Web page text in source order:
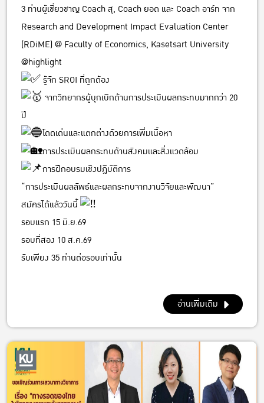
3 ท่านผู้เชี่ยวชาญ Coach สุ, Coach ยอด และ Coach อาร์ท จาก
Research and Development Impact Evaluation Center
(RDiME) @ Faculty of Economics, Kasetsart University
@highlight
รู้จัก SROI ที่ถูกต้อง
จากวิทยากรผู้บุกเบิกด้านการประเมินผลกระทบมากกว่า 20
ปี
โดดเด่นและแตกต่างด้วยการเพิ่มเนื้อหา
การประเมินผลกระทบด้านสังคมและสิ่งแวดล้อม
การฝึกอบรมเชิงปฎิบัติการ
“การประเมินผลลัพธ์และผลกระทบจากงานวิจัยและพัฒนา”
สมัครได้แล้ววันนี้
รอบแรก 15 มิ.ย.69
รอบที่สอง 10 ส.ค.69
รับเพียง 35 ท่านต่อรอบเท่านั้น
อ่านเพิ่มเติม